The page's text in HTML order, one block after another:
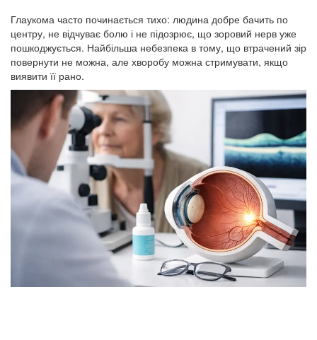
Глаукома часто починається тихо: людина добре бачить по
центру, не відчуває болю і не підозрює, що зоровий нерв уже
пошкоджується. Найбільша небезпека в тому, що втрачений зір
повернути не можна, але хворобу можна стримувати, якщо
виявити її рано.